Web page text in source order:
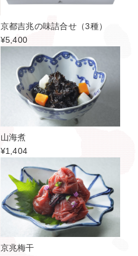
京都吉兆の味詰合せ（3種）
¥5,400
山海煮
¥1,404
京兆梅干